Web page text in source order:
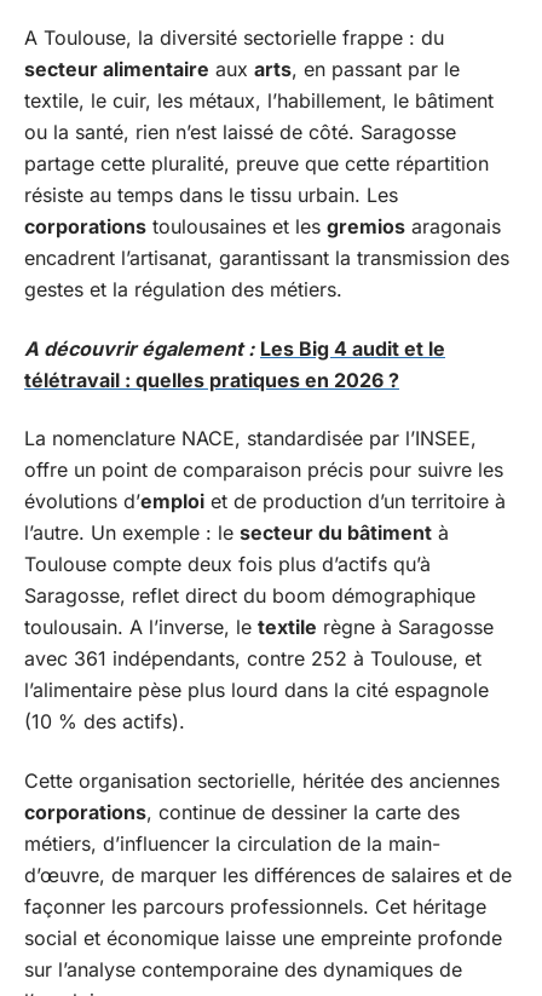
A Toulouse, la diversité sectorielle frappe : du
secteur alimentaire aux arts, en passant par le
textile, le cuir, les métaux, l’habillement, le bâtiment
ou la santé, rien n’est laissé de côté. Saragosse
partage cette pluralité, preuve que cette répartition
résiste au temps dans le tissu urbain. Les
corporations toulousaines et les gremios aragonais
encadrent l’artisanat, garantissant la transmission des
gestes et la régulation des métiers.
A découvrir également : Les Big 4 audit et le
télétravail : quelles pratiques en 2026 ?
La nomenclature NACE, standardisée par l’INSEE,
offre un point de comparaison précis pour suivre les
évolutions d’emploi et de production d’un territoire à
l’autre. Un exemple : le secteur du bâtiment à
Toulouse compte deux fois plus d’actifs qu’à
Saragosse, reflet direct du boom démographique
toulousain. A l’inverse, le textile règne à Saragosse
avec 361 indépendants, contre 252 à Toulouse, et
l’alimentaire pèse plus lourd dans la cité espagnole
(10 % des actifs).
Cette organisation sectorielle, héritée des anciennes
corporations, continue de dessiner la carte des
métiers, d’influencer la circulation de la main-
d’œuvre, de marquer les différences de salaires et de
façonner les parcours professionnels. Cet héritage
social et économique laisse une empreinte profonde
sur l’analyse contemporaine des dynamiques de